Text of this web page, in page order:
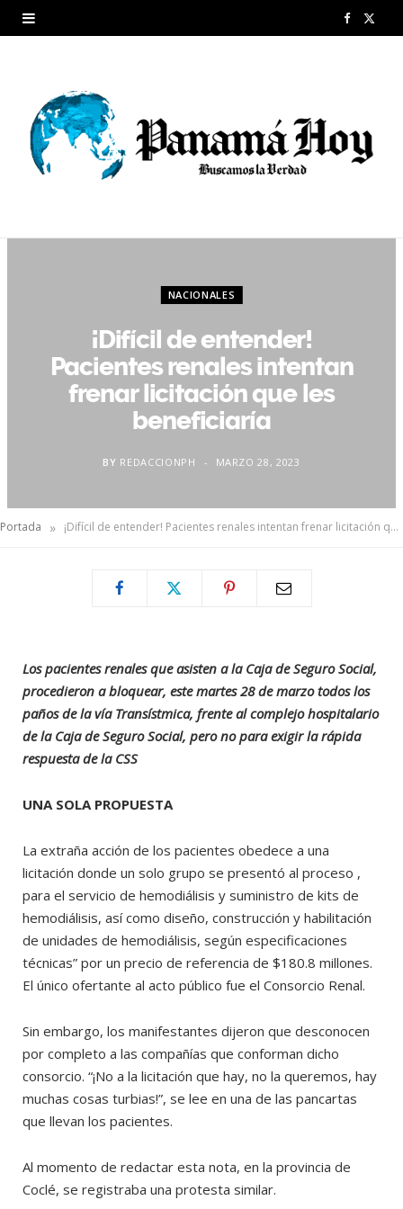
F
b
NACIONALES
¡Difícil de entender!
Pacientes renales intentan
frenar licitación que les
beneficiaría
BY REDACCIONPH MARZO 28, 2023
Portada » ¡Difícil de entender! Pacientes renales intentan frenar licitación que les beneficiaría
Los pacientes renales que asisten a la Caja de Seguro Social,
procedieron a bloquear, este martes 28 de marzo todos los
paños de la vía Transístmica, frente al complejo hospitalario
de la Caja de Seguro Social, pero no para exigir la rápida
respuesta de la CSS
UNA SOLA PROPUESTA
La extraña acción de los pacientes obedece a una
licitación donde un solo grupo se presentó al proceso ,
para el servicio de hemodiálisis y suministro de kits de
hemodiálisis, así como diseño, construcción y habilitación
de unidades de hemodiálisis, según especificaciones
técnicas” por un precio de referencia de $180.8 millones.
El único ofertante al acto público fue el Consorcio Renal.
Sin embargo, los manifestantes dijeron que desconocen
por completo a las compañías que conforman dicho
consorcio. “¡No a la licitación que hay, no la queremos, hay
muchas cosas turbias!”, se lee en una de las pancartas
que llevan los pacientes.
Al momento de redactar esta nota, en la provincia de
Coclé, se registraba una protesta similar.